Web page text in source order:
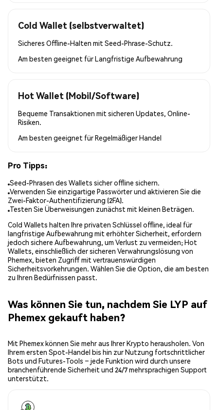
Cold Wallet (selbstverwaltet)
Sicheres Offline-Halten mit Seed-Phrase-Schutz.
Am besten geeignet fürLangfristige Aufbewahrung
Hot Wallet (Mobil/Software)
Bequeme Transaktionen mit sicheren Updates, Online-
Risiken.
Am besten geeignet fürRegelmäßiger Handel
Pro Tipps:
Seed-Phrasen des Wallets sicher offline sichern.
Verwenden Sie einzigartige Passwörter und aktivieren Sie die
Zwei-Faktor-Authentifizierung (2FA).
Testen Sie Überweisungen zunächst mit kleinen Beträgen.
Cold Wallets halten Ihre privaten Schlüssel offline, ideal für
langfristige Aufbewahrung mit erhöhter Sicherheit, erfordern
jedoch sichere Aufbewahrung, um Verlust zu vermeiden; Hot
Wallets, einschließlich der sicheren Verwahrungslösung von
Phemex, bieten Zugriff mit vertrauenswürdigen
Sicherheitsvorkehrungen. Wählen Sie die Option, die am besten
zu Ihren Bedürfnissen passt.
Was können Sie tun, nachdem Sie LYP auf
Phemex gekauft haben?
Mit Phemex können Sie mehr aus Ihrer Krypto herausholen. Von
Ihrem ersten Spot-Handel bis hin zur Nutzung fortschrittlicher
Bots und Futures-Tools – jede Funktion wird durch unsere
branchenführende Sicherheit und 24/7 mehrsprachigen Support
unterstützt.